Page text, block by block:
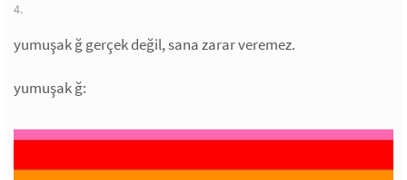
4.
yumuşak ğ gerçek değil, sana zarar veremez.
yumuşak ğ: